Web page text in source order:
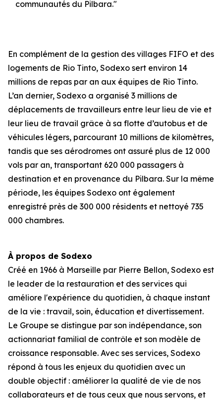
communautés du Pilbara."
En complément de la gestion des villages FIFO et des
logements de Rio Tinto, Sodexo sert environ 14
millions de repas par an aux équipes de Rio Tinto.
L’an dernier, Sodexo a organisé 3 millions de
déplacements de travailleurs entre leur lieu de vie et
leur lieu de travail grâce à sa flotte d’autobus et de
véhicules légers, parcourant 10 millions de kilomètres,
tandis que ses aérodromes ont assuré plus de 12 000
vols par an, transportant 620 000 passagers à
destination et en provenance du Pilbara. Sur la même
période, les équipes Sodexo ont également
enregistré près de 300 000 résidents et nettoyé 735
000 chambres.
À propos de Sodexo
Créé en 1966 à Marseille par Pierre Bellon, Sodexo est
le leader de la restauration et des services qui
améliore l'expérience du quotidien, à chaque instant
de la vie : travail, soin, éducation et divertissement.
Le Groupe se distingue par son indépendance, son
actionnariat familial de contrôle et son modèle de
croissance responsable. Avec ses services, Sodexo
répond à tous les enjeux du quotidien avec un
double objectif : améliorer la qualité de vie de nos
collaborateurs et de tous ceux que nous servons, et